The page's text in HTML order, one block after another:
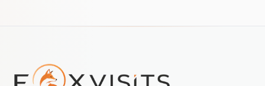
Nawigacja w stopce